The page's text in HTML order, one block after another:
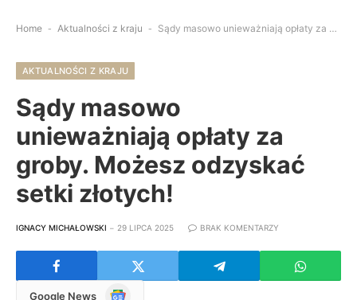
Home - Aktualności z kraju - Sądy masowo unieważniają opłaty za groby. Możesz odzyskać setki złotych!
AKTUALNOŚCI Z KRAJU
Sądy masowo
unieważniają opłaty za
groby. Możesz odzyskać
setki złotych!
IGNACY MICHAŁOWSKI 29 LIPCA 2025 BRAK KOMENTARZY
Google News Google